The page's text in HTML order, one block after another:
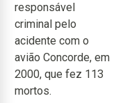
responsável
criminal pelo
acidente com o
avião Concorde, em
2000, que fez 113
mortos.